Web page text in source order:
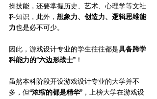
操技能，还要掌握历史、艺术、心理学等文社
科知识，此外， 想象力、创造力、逻辑思维能
力也是必不可少。
因此，游戏设计专业的学生往往都是具备跨学
科能力的“六边形战士” ！
虽然本科阶段开设游戏设计专业的大学并不
多，但“浓缩的都是精华” ，上榜大学在游戏设